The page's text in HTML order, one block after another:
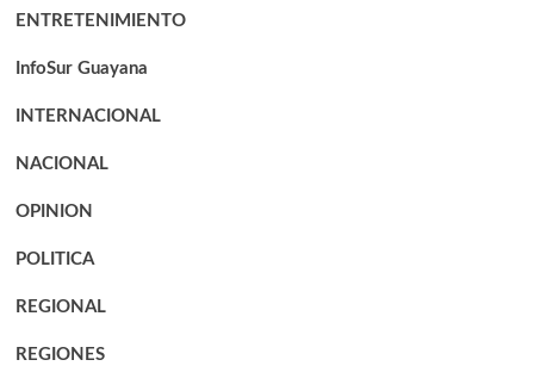
ENTRETENIMIENTO
InfoSur Guayana
INTERNACIONAL
NACIONAL
OPINION
POLITICA
REGIONAL
REGIONES